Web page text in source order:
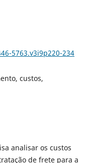
5763.v3i9p220-234
custos,
analisar os custos
de frete para a